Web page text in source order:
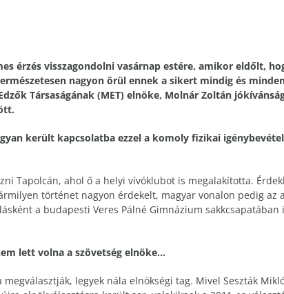
érzés visszagondolni vasárnap estére, amikor eldőlt,
nagyon örül ennek a sikert mindig és
Társaságának (MET) elnöke, Molnár Zoltán
került kapcsolatba ezzel a komoly fizikai
Tapolcán, ahol ő a helyi vívóklubot is megalakította.
történet nagyon érdekelt, magyar vonalon pedig az
a budapesti Veres Pálné Gimnázium
lett volna a szövetség elnöke…
legyek nála elnökségi tag. Mivel Seszták